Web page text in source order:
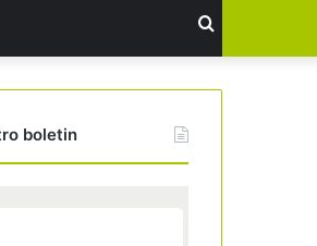
Buscar
boletin